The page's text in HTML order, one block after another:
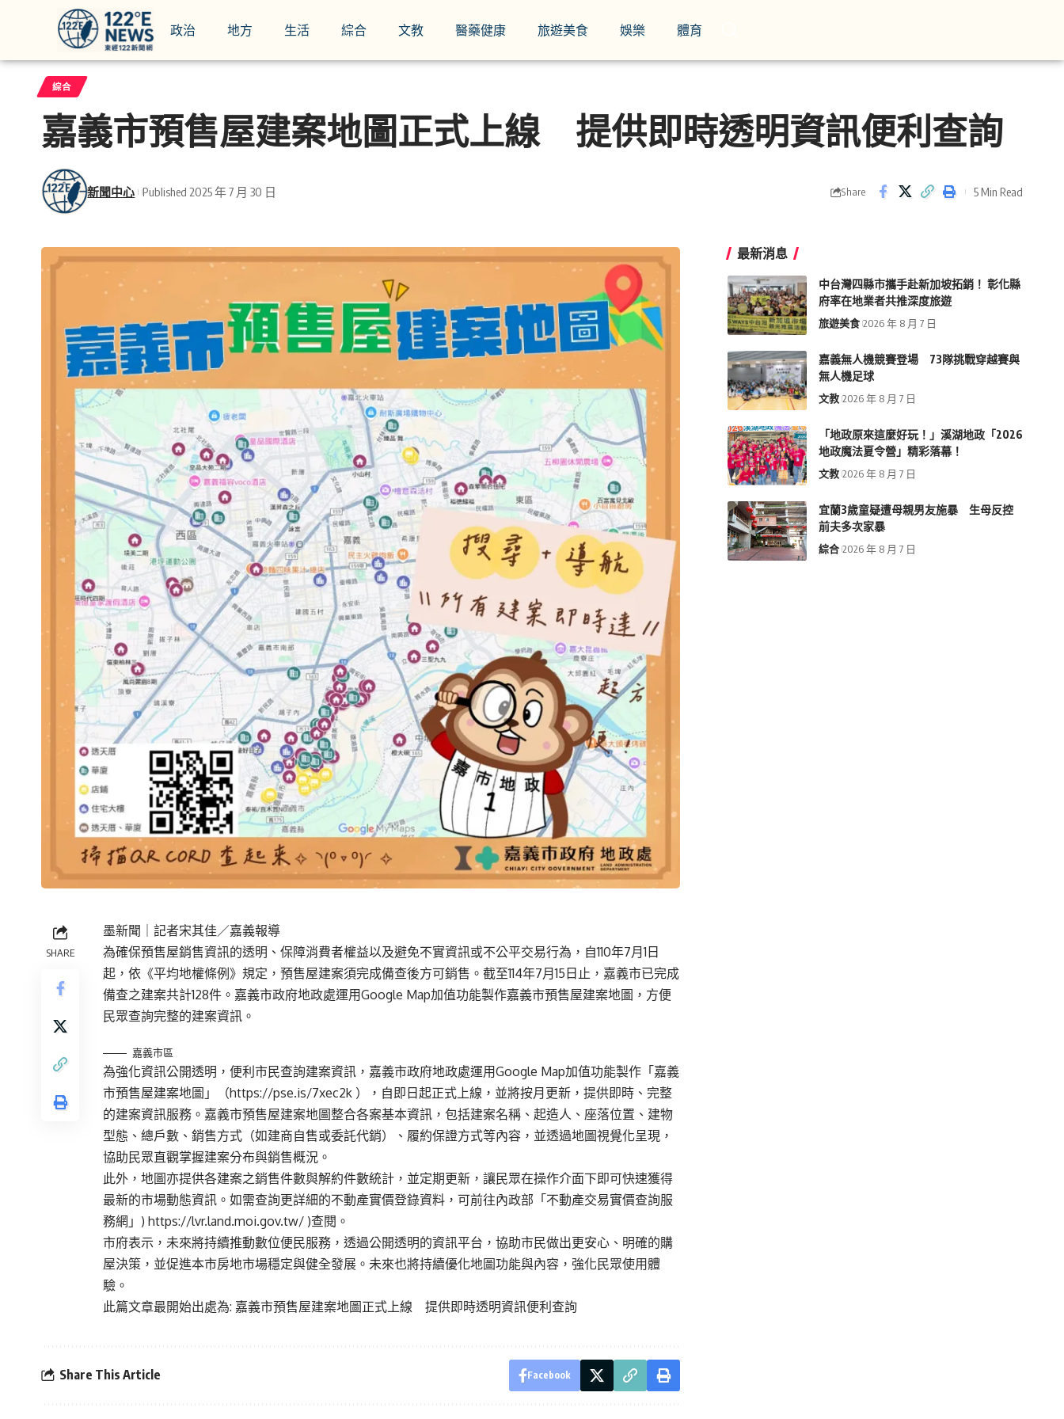
政治 地方 生活 綜合 文教 醫藥健康 旅遊美食 娛樂 體育
綜合
嘉義市預售屋建案地圖正式上線 提供即時透明資訊便利查詢
新聞中心 Published 2025 年 7 月 30 日 Share 5 Min Read
SHARE
墨新聞 ｜記者宋其佳／嘉義報導
為確保預售屋銷售資訊的透明、保障消費者權益以及避免不實資訊或不公平交易行為，自110年7月1日
起，依《平均地權條例》規定，預售屋建案須完成備查後方可銷售。截至114年7月15日止，嘉義市已完成
備查之建案共計128件。嘉義市政府地政處運用Google Map加值功能製作嘉義市預售屋建案地圖，方便
民眾查詢完整的建案資訊。
嘉義市區
為強化資訊公開透明，便利市民查詢建案資訊，嘉義市政府地政處運用Google Map加值功能製作「嘉義
市預售屋建案地圖」（https://pse.is/7xec2k ），自即日起正式上線，並將按月更新，提供即時、完整
的建案資訊服務。嘉義市預售屋建案地圖整合各案基本資訊，包括建案名稱、起造人、座落位置、建物
型態、總戶數、銷售方式（如建商自售或委託代銷）、履約保證方式等內容，並透過地圖視覺化呈現，
協助民眾直觀掌握建案分布與銷售概況。
此外，地圖亦提供各建案之銷售件數與解約件數統計，並定期更新，讓民眾在操作介面下即可快速獲得
最新的市場動態資訊。如需查詢更詳細的不動產實價登錄資料，可前往內政部「不動產交易實價查詢服
務網」) https://lvr.land.moi.gov.tw/ )查閱。
市府表示，未來將持續推動數位便民服務，透過公開透明的資訊平台，協助市民做出更安心、明確的購
屋決策，並促進本市房地市場穩定與健全發展。未來也將持續優化地圖功能與內容，強化民眾使用體
驗。
此篇文章最開始出處為: 嘉義市預售屋建案地圖正式上線 提供即時透明資訊便利查詢
Share This Article Facebook
最新消息
中台灣四縣市攜手赴新加坡拓銷！ 彰化縣
府率在地業者共推深度旅遊
旅遊美食 2026 年 8 月 7 日
嘉義無人機競賽登場 73隊挑戰穿越賽與
無人機足球
文教 2026 年 8 月 7 日
「地政原來這麼好玩！」溪湖地政「2026
地政魔法夏令營」精彩落幕！
文教 2026 年 8 月 7 日
宜蘭3歲童疑遭母親男友施暴 生母反控
前夫多次家暴
綜合 2026 年 8 月 7 日